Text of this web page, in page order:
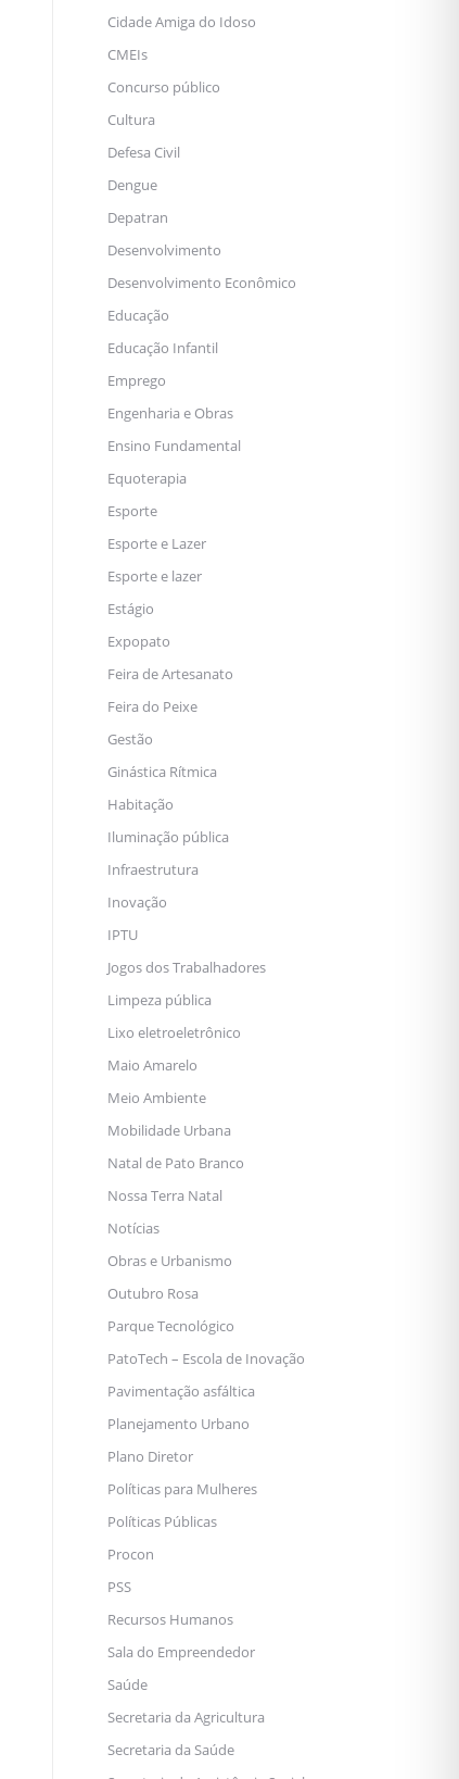
Cidade Amiga do Idoso
CMEIs
Concurso público
Cultura
Defesa Civil
Dengue
Depatran
Desenvolvimento
Desenvolvimento Econômico
Educação
Educação Infantil
Emprego
Engenharia e Obras
Ensino Fundamental
Equoterapia
Esporte
Esporte e Lazer
Esporte e lazer
Estágio
Expopato
Feira de Artesanato
Feira do Peixe
Gestão
Ginástica Rítmica
Habitação
Iluminação pública
Infraestrutura
Inovação
IPTU
Jogos dos Trabalhadores
Limpeza pública
Lixo eletroeletrônico
Maio Amarelo
Meio Ambiente
Mobilidade Urbana
Natal de Pato Branco
Nossa Terra Natal
Notícias
Obras e Urbanismo
Outubro Rosa
Parque Tecnológico
PatoTech – Escola de Inovação
Pavimentação asfáltica
Planejamento Urbano
Plano Diretor
Políticas para Mulheres
Políticas Públicas
Procon
PSS
Recursos Humanos
Sala do Empreendedor
Saúde
Secretaria da Agricultura
Secretaria da Saúde